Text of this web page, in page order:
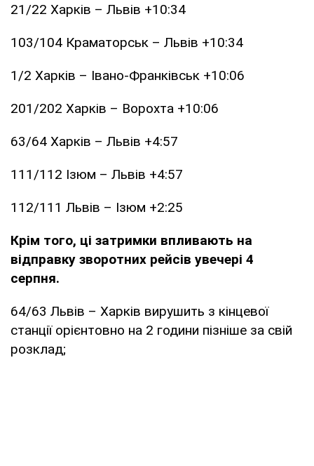
21/22 Харків – Львів +10:34
103/104 Краматорськ – Львів +10:34
1/2 Харків – Івано-Франківськ +10:06
201/202 Харків – Ворохта +10:06
63/64 Харків – Львів +4:57
111/112 Ізюм – Львів +4:57
112/111 Львів – Ізюм +2:25
Крім того, ці затримки впливають на
відправку зворотних рейсів увечері 4
серпня.
64/63 Львів – Харків вирушить з кінцевої
станції орієнтовно на 2 години пізніше за свій
розклад;